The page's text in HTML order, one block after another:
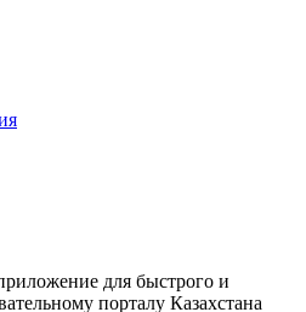
для быстрого и
порталу Казахстана